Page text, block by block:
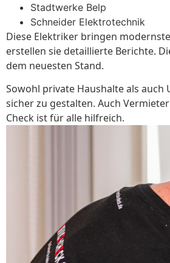
Stadtwerke Belp
Schneider Elektrotechnik
Diese Elektriker bringen
erstellen sie detaillierte Berichte.
dem neuesten Stand.
Sowohl private Haushalte als
sicher zu gestalten. Auch
Check ist für alle hilfreich.